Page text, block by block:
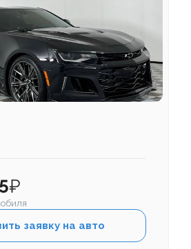
₽
заявку на авто